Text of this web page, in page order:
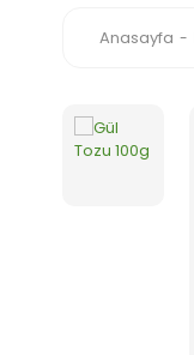
Anasayfa